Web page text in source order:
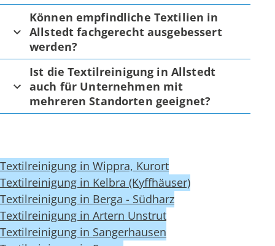
Können empfindliche Textilien in
Allstedt fachgerecht ausgebessert
werden?
Ist die Textilreinigung in Allstedt
auch für Unternehmen mit
mehreren Standorten geeignet?
Textilreinigung in Wippra, Kurort
Textilreinigung in Kelbra (Kyffhäuser)
Textilreinigung in Berga - Südharz
Textilreinigung in Artern Unstrut
Textilreinigung in Sangerhausen